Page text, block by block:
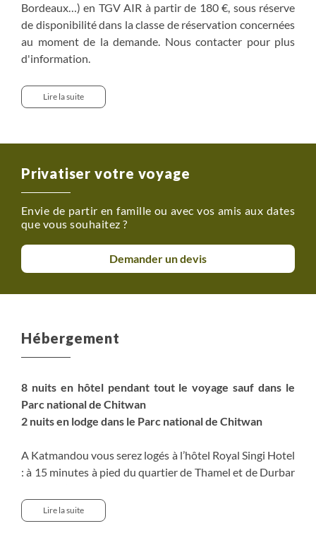
Bordeaux…) en TGV AIR à partir de 180 €, sous réserve
de disponibilité dans la classe de réservation concernées
au moment de la demande. Nous contacter pour plus
d'information.
Supplément chambre individuelle (à la demande) : nous
contacter pour prix et disponibilité.
Lire la suite
Privatiser votre voyage
Envie de partir en famille ou avec vos amis aux dates
que vous souhaitez ?
Demander un devis
Hébergement
8 nuits en hôtel pendant tout le voyage sauf dans le
Parc national de Chitwan
2 nuits en lodge dans le Parc national de Chitwan
A Katmandou vous serez logés à l’hôtel Royal Singi Hotel
: à 15 minutes à pied du quartier de Thamel et de Durbar
rues très animées de Katmandou. Il est possible de
laisser un bagage à Katmandou contenant des affaires
Lire la suite